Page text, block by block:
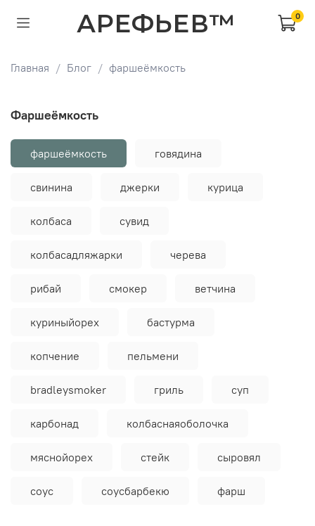
АРЕФЬЕВ™ 0
Главная Блог фаршеёмкость
фаршеёмкость
фаршеёмкость говядина
свинина джерки курица
колбаса сувид
колбасадляжарки черева
рибай смокер ветчина
куриныйорех бастурма
копчение пельмени
bradleysmoker гриль суп
карбонад колбаснаяоболочка
мяснойорех стейк сыровял
соус соусбарбекю фарш